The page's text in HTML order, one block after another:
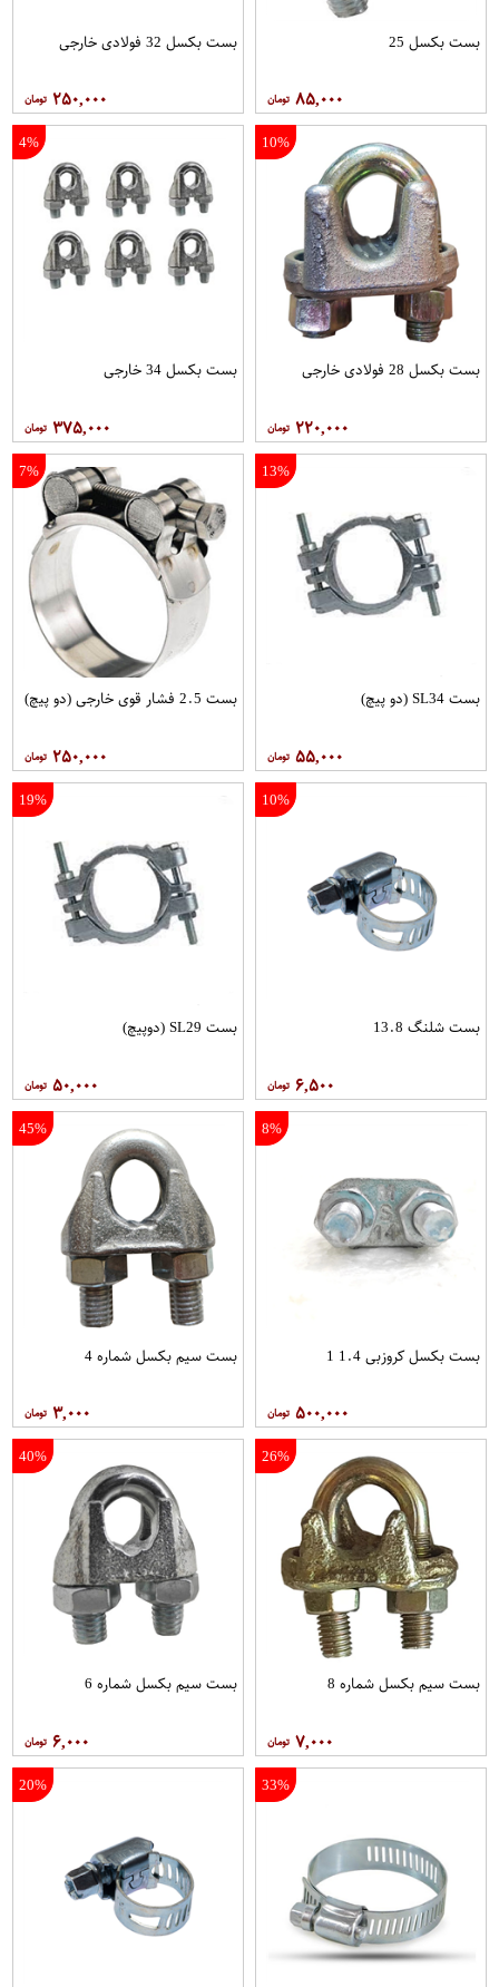
بست بکسل 25
۸۵,۰۰۰
بست بکسل 32 فولادی خارجی
۲۵۰,۰۰۰
10%
بست بکسل 28 فولادی خارجی
۲۲۰,۰۰۰
4%
بست بکسل 34 خارجی
۳۷۵,۰۰۰
13%
بست SL34 (دو پیچ)
۵۵,۰۰۰
7%
بست 2.5 فشار قوی خارجی (دو پیچ)
۲۵۰,۰۰۰
10%
بست شلنگ 13.8
۶,۵۰۰
19%
بست SL29 (دوپیچ)
۵۰,۰۰۰
8%
بست بکسل کروزبی 1.4 1
۵۰۰,۰۰۰
45%
بست سیم بکسل شماره 4
۳,۰۰۰
26%
بست سیم بکسل شماره 8
۷,۰۰۰
40%
بست سیم بکسل شماره 6
۶,۰۰۰
33%
20%